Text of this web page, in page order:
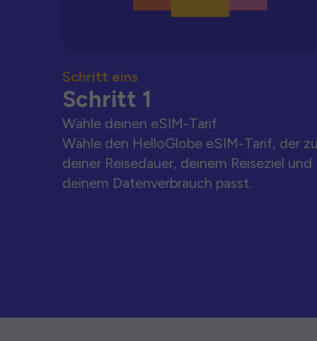
Schritt eins
Schritt 1
Wähle deinen eSIM-Tarif
Wähle den HelloGlobe eSIM-Tarif, der
deiner Reisedauer, deinem Reiseziel und
deinem Datenverbrauch passt.